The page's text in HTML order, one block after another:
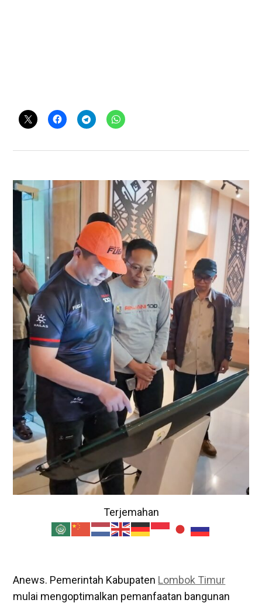
Terjemahan
Anews. Pemerintah Kabupaten Lombok Timur
mulai mengoptimalkan pemanfaatan bangunan